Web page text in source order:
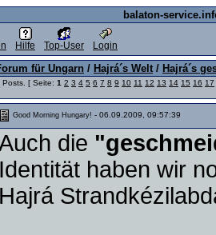
balaton-
Hilfe Top-User Login
für Ungarn / Hajrá´s Welt / Hajrá´s
[ Seite: 1 2 3 4 5 6 7 8 9 10 11 12 13 14 15 16 17
Good Morning Hungary! - 06.09.2009, 09:57:39
die
Identität haben wir
Hajrá